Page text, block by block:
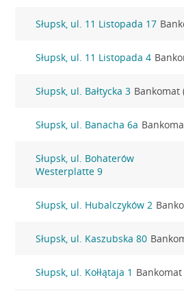
Słupsk, ul. 11 Listopada 17
Słupsk, ul. 11 Listopada 4
Słupsk, ul. Bałtycka 3 Bankomat
Słupsk, ul. Banacha 6a
Słupsk, ul. Bohaterów
Westerplatte 9
Słupsk, ul. Hubalczyków 2
Słupsk, ul. Kaszubska 80
Słupsk, ul. Kołłątaja 1